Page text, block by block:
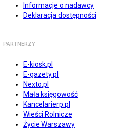
Informacje o nadawcy
Deklaracja dostępności
PARTNERZY
E-kiosk.pl
E-gazety.pl
Nexto.pl
Mała księgowość
Kancelarierp.pl
Wieści Rolnicze
Życie Warszawy